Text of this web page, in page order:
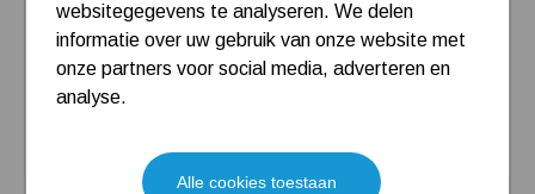
Dompelpomp
Pompput
Meest gelezen blogs
websitegegevens te analyseren. We delen
informatie over uw gebruik van onze website met
onze partners voor social media, adverteren en
analyse.
Alle cookies toestaan